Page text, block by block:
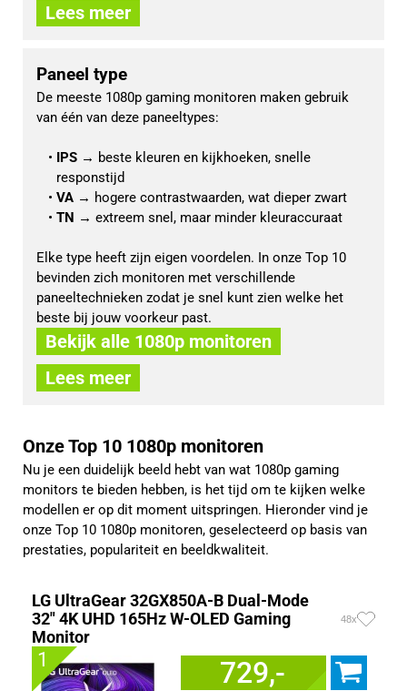
Lees meer
Paneel type
De meeste 1080p gaming monitoren maken gebruik
van één van deze paneeltypes:
IPS → beste kleuren en kijkhoeken, snelle
responstijd
VA → hogere contrastwaarden, wat dieper zwart
TN → extreem snel, maar minder kleuraccuraat
Elke type heeft zijn eigen voordelen. In onze Top 10
bevinden zich monitoren met verschillende
paneeltechnieken zodat je snel kunt zien welke het
beste bij jouw voorkeur past.
Bekijk alle 1080p monitoren
Lees meer
Onze Top 10 1080p monitoren
Nu je een duidelijk beeld hebt van wat 1080p gaming
monitors te bieden hebben, is het tijd om te kijken welke
modellen er op dit moment uitspringen. Hieronder vind je
onze Top 10 1080p monitoren, geselecteerd op basis van
prestaties, populariteit en beeldkwaliteit.
LG UltraGear 32GX850A-B Dual-Mode
32" 4K UHD 165Hz W-OLED Gaming
Monitor
48x
1 729,-